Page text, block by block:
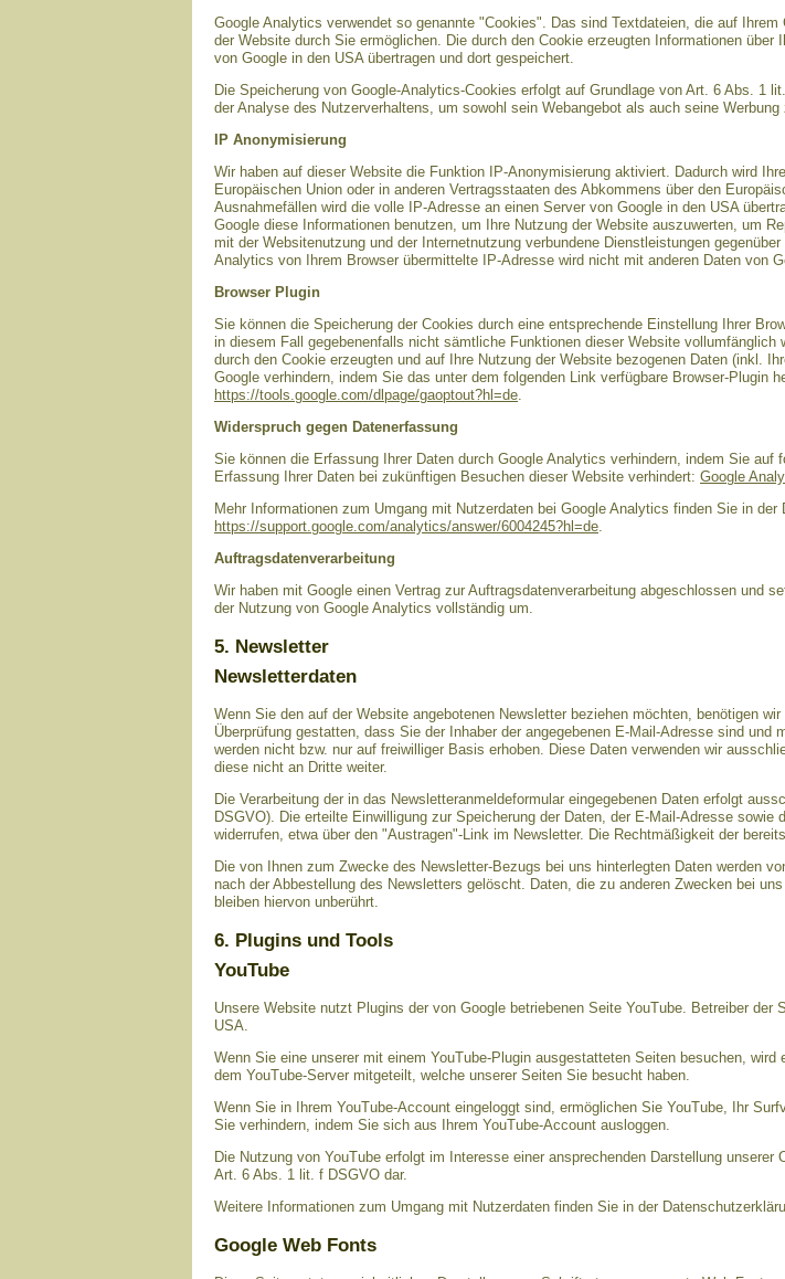
Google Analytics verwendet so genannte "Cookies". Das sind Textdateien, die auf
der Website durch Sie ermöglichen. Die durch den Cookie erzeugten Informationen
von Google in den USA übertragen und dort gespeichert.
Die Speicherung von Google-Analytics-Cookies erfolgt auf Grundlage von Art. 6 Abs. 1
der Analyse des Nutzerverhaltens, um sowohl sein Webangebot als auch seine Werbung
IP Anonymisierung
Wir haben auf dieser Website die Funktion IP-Anonymisierung aktiviert. Dadurch wird
Europäischen Union oder in anderen Vertragsstaaten des Abkommens über den
Ausnahmefällen wird die volle IP-Adresse an einen Server von Google in den USA
Google diese Informationen benutzen, um Ihre Nutzung der Website auszuwerten, um
mit der Websitenutzung und der Internetnutzung verbundene Dienstleistungen
Analytics von Ihrem Browser übermittelte IP-Adresse wird nicht mit anderen Daten von
Browser Plugin
Sie können die Speicherung der Cookies durch eine entsprechende Einstellung Ihrer
in diesem Fall gegebenenfalls nicht sämtliche Funktionen dieser Website
durch den Cookie erzeugten und auf Ihre Nutzung der Website bezogenen Daten (inkl.
Google verhindern, indem Sie das unter dem folgenden Link verfügbare Browser-Plugin
https://tools.google.com/dlpage/gaoptout?hl=de.
Widerspruch gegen Datenerfassung
Sie können die Erfassung Ihrer Daten durch Google Analytics verhindern, indem Sie
Erfassung Ihrer Daten bei zukünftigen Besuchen dieser Website verhindert: Google
Mehr Informationen zum Umgang mit Nutzerdaten bei Google Analytics finden Sie in der
https://support.google.com/analytics/answer/6004245?hl=de.
Auftragsdatenverarbeitung
Wir haben mit Google einen Vertrag zur Auftragsdatenverarbeitung abgeschlossen und
der Nutzung von Google Analytics vollständig um.
5. Newsletter
Newsletterdaten
Wenn Sie den auf der Website angebotenen Newsletter beziehen möchten, benötigen
Überprüfung gestatten, dass Sie der Inhaber der angegebenen E-Mail-Adresse sind
werden nicht bzw. nur auf freiwilliger Basis erhoben. Diese Daten verwenden wir
diese nicht an Dritte weiter.
Die Verarbeitung der in das Newsletteranmeldeformular eingegebenen Daten erfolgt
DSGVO). Die erteilte Einwilligung zur Speicherung der Daten, der E-Mail-Adresse
widerrufen, etwa über den "Austragen"-Link im Newsletter. Die Rechtmäßigkeit der
Die von Ihnen zum Zwecke des Newsletter-Bezugs bei uns hinterlegten Daten werden
nach der Abbestellung des Newsletters gelöscht. Daten, die zu anderen Zwecken bei
bleiben hiervon unberührt.
6. Plugins und Tools
YouTube
Unsere Website nutzt Plugins der von Google betriebenen Seite YouTube. Betreiber
USA.
Wenn Sie eine unserer mit einem YouTube-Plugin ausgestatteten Seiten besuchen,
dem YouTube-Server mitgeteilt, welche unserer Seiten Sie besucht haben.
Wenn Sie in Ihrem YouTube-Account eingeloggt sind, ermöglichen Sie YouTube, Ihr
Sie verhindern, indem Sie sich aus Ihrem YouTube-Account ausloggen.
Die Nutzung von YouTube erfolgt im Interesse einer ansprechenden Darstellung
Art. 6 Abs. 1 lit. f DSGVO dar.
Weitere Informationen zum Umgang mit Nutzerdaten finden Sie in der
Google Web Fonts